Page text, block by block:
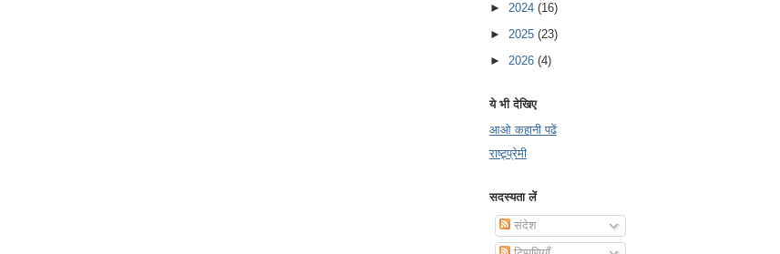
► 2024 (16)
► 2025 (23)
► 2026 (4)
ये भी देखिए
आओ कहानी पढें
राष्ट्र्प्रेमी
सदस्यता लें
संदेश